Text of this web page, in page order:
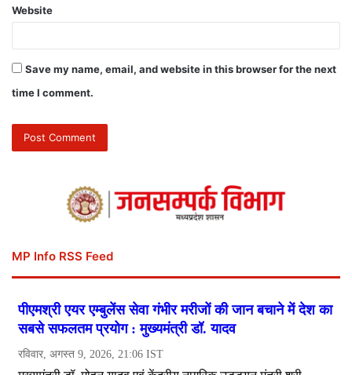
Website
Save my name, email, and website in this browser for the next
time I comment.
MP Info RSS Feed